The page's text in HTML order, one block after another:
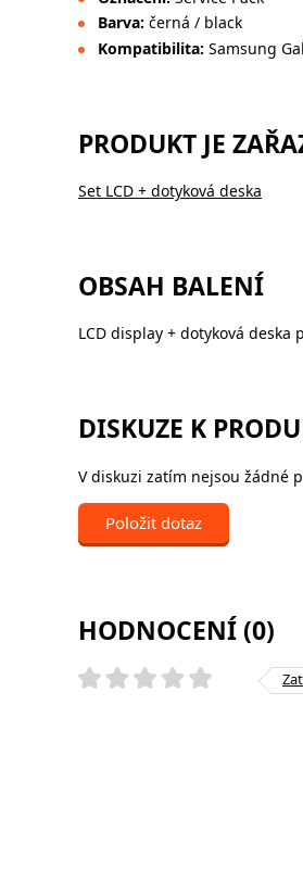
Barva: černá / black
Kompatibilita: Samsung
PRODUKT JE
Set LCD + dotyková deska
OBSAH BALENÍ
LCD display + dotyková deska
DISKUZE K
V diskuzi zatím nejsou žádné
Položit dotaz
HODNOCENÍ (0)